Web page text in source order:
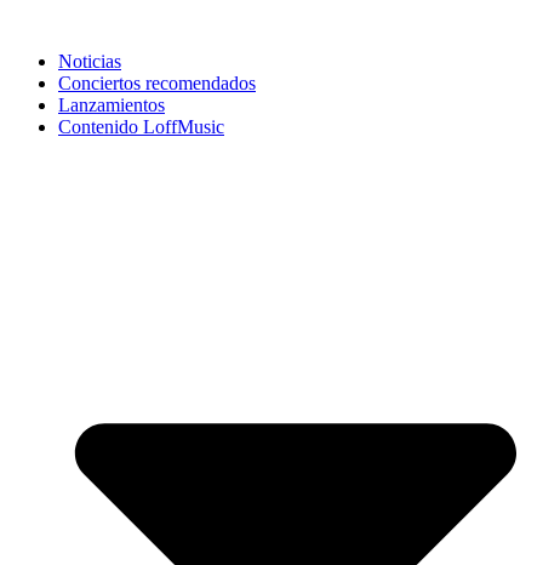
Noticias
Conciertos recomendados
Lanzamientos
Contenido LoffMusic